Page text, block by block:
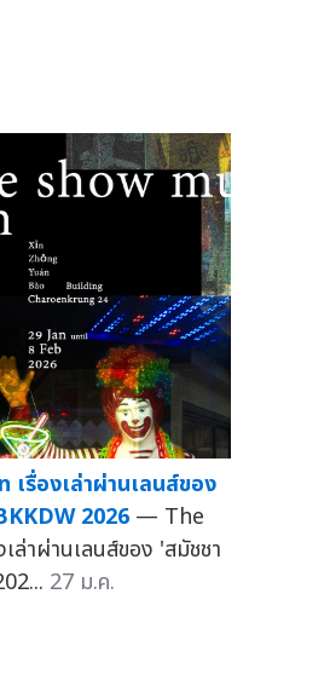
รื่องเล่าผ่านเลนส์ของ
2026 — The
าผ่านเลนส์ของ 'สมัชชา
27 ม.ค.